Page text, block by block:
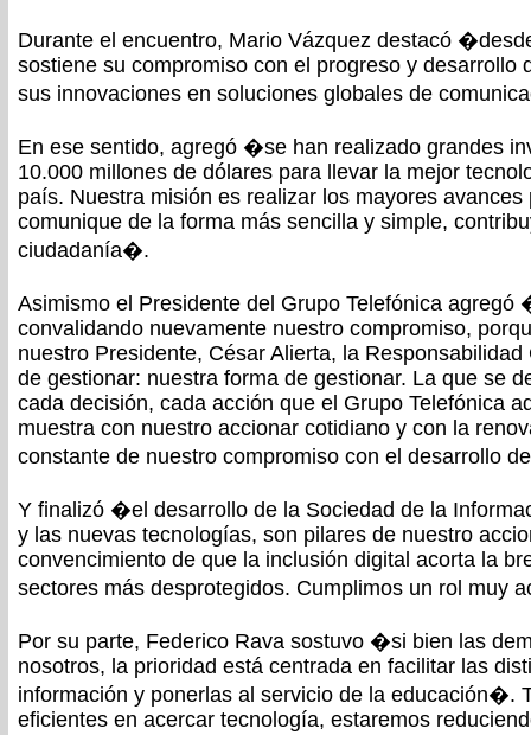
Durante el encuentro, Mario Vázquez destacó
sostiene su compromiso con el progreso y desarrollo
sus innovaciones en soluciones globales de
En ese sentido, agregó �se han realizado grandes
10.000 millones de dólares para llevar la mejor
país. Nuestra misión es realizar los mayores
comunique de la forma más sencilla y simple,
ciudadanía�.
Asimismo el Presidente del Grupo Telefónica agregó
convalidando nuevamente nuestro compromiso,
nuestro Presidente, César Alierta, la
de gestionar: nuestra forma de gestionar. La que se
cada decisión, cada acción que el Grupo Telefónica
muestra con nuestro accionar cotidiano y con la
constante de nuestro compromiso con el desarrollo
Y finalizó �el desarrollo de la Sociedad de la
y las nuevas tecnologías, son pilares de nuestro
convencimiento de que la inclusión digital acorta la
sectores más desprotegidos. Cumplimos un rol muy
Por su parte, Federico Rava sostuvo �si bien las
nosotros, la prioridad está centrada en facilitar las
información y ponerlas al servicio de la educación�.
eficientes en acercar tecnología, estaremos